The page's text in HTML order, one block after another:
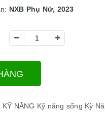
NXB Phụ Nữ, 2023
KỸ NĂNG Kỹ năng sống Kỹ